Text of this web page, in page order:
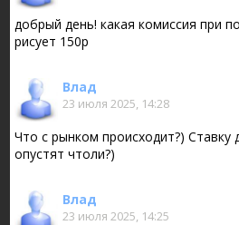
добрый день! какая комиссия при
рисует 150р
Влад
23 июля 2025, 14:28
Что с рынком происходит?) Ставку
опустят чтоли?)
Влад
23 июля 2025, 14:25